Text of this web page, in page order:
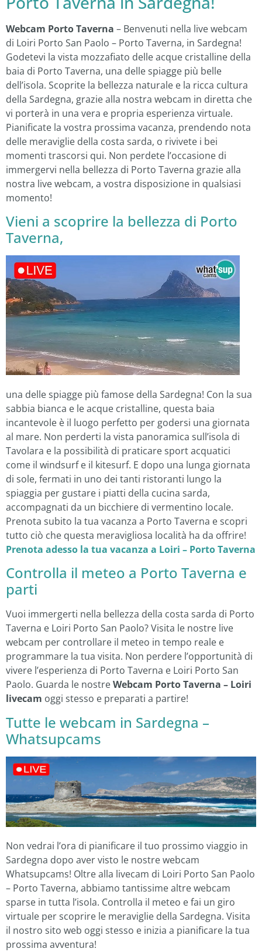
Webcam Porto Taverna – Benvenuti nella live webcam
di Loiri Porto San Paolo – Porto Taverna, in Sardegna!
Godetevi la vista mozzafiato delle acque cristalline della
baia di Porto Taverna, una delle spiagge più belle
dell’isola. Scoprite la bellezza naturale e la ricca cultura
della Sardegna, grazie alla nostra webcam in diretta che
vi porterà in una vera e propria esperienza virtuale.
Pianificate la vostra prossima vacanza, prendendo nota
delle meraviglie della costa sarda, o rivivete i bei
momenti trascorsi qui. Non perdete l’occasione di
immergervi nella bellezza di Porto Taverna grazie alla
nostra live webcam, a vostra disposizione in qualsiasi
momento!
Vieni a scoprire la bellezza di Porto
Taverna,
una delle spiagge più famose della Sardegna! Con la sua
sabbia bianca e le acque cristalline, questa baia
incantevole è il luogo perfetto per godersi una giornata
al mare. Non perderti la vista panoramica sull’isola di
Tavolara e la possibilità di praticare sport acquatici
come il windsurf e il kitesurf. E dopo una lunga giornata
di sole, fermati in uno dei tanti ristoranti lungo la
spiaggia per gustare i piatti della cucina sarda,
accompagnati da un bicchiere di vermentino locale.
Prenota subito la tua vacanza a Porto Taverna e scopri
tutto ciò che questa meravigliosa località ha da offrire!
Prenota adesso la tua vacanza a Loiri – Porto Taverna
Controlla il meteo a Porto Taverna e
parti
Vuoi immergerti nella bellezza della costa sarda di Porto
Taverna e Loiri Porto San Paolo? Visita le nostre live
webcam per controllare il meteo in tempo reale e
programmare la tua visita. Non perdere l’opportunità di
vivere l’esperienza di Porto Taverna e Loiri Porto San
Paolo. Guarda le nostreWebcam Porto Taverna – Loiri
livecam oggi stesso e preparati a partire!
Tutte le webcam in Sardegna –
Whatsupcams
Non vedrai l’ora di pianificare il tuo prossimo viaggio in
Sardegna dopo aver visto le nostre webcam
Whatsupcams! Oltre alla livecam di Loiri Porto San Paolo
– Porto Taverna, abbiamo tantissime altre webcam
sparse in tutta l’isola. Controlla il meteo e fai un giro
virtuale per scoprire le meraviglie della Sardegna. Visita
il nostro sito web oggi stesso e inizia a pianificare la tua
prossima avventura!